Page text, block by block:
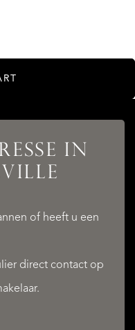
IN
of heeft u een
direct contact op